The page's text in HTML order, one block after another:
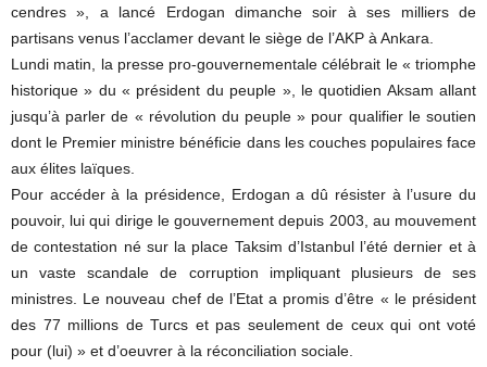
cendres », a lancé Erdogan dimanche soir à ses milliers de
partisans venus l’acclamer devant le siège de l’AKP à Ankara.
Lundi matin, la presse pro-gouvernementale célébrait le « triomphe
historique » du « président du peuple », le quotidien Aksam allant
jusqu’à parler de « révolution du peuple » pour qualifier le soutien
dont le Premier ministre bénéficie dans les couches populaires face
aux élites laïques.
Pour accéder à la présidence, Erdogan a dû résister à l’usure du
pouvoir, lui qui dirige le gouvernement depuis 2003, au mouvement
de contestation né sur la place Taksim d’Istanbul l’été dernier et à
un vaste scandale de corruption impliquant plusieurs de ses
ministres. Le nouveau chef de l’Etat a promis d’être « le président
des 77 millions de Turcs et pas seulement de ceux qui ont voté
pour (lui) » et d’oeuvrer à la réconciliation sociale.